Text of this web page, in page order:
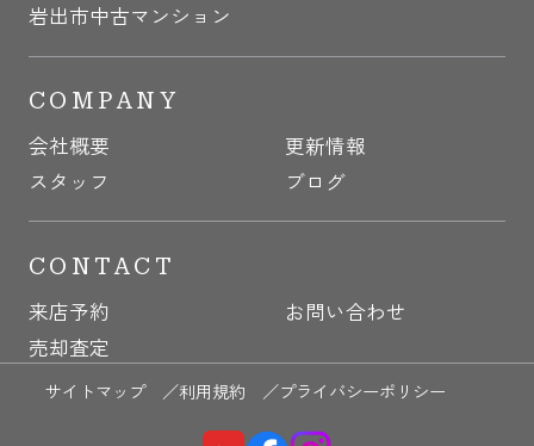
岩出市中古マンション
COMPANY
会社概要
更新情報
スタッフ
ブログ
CONTACT
来店予約
お問い合わせ
売却査定
サイトマップ ／利用規約 ／プライバシーポリシー